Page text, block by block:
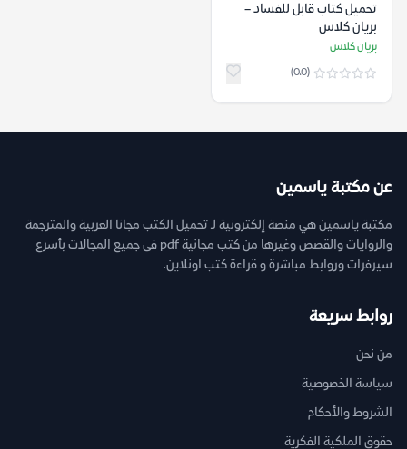
تحميل كتاب قابل للفساد –
بريان كلاس
بريان كلاس
(0.0)
عن مكتبة ياسمين
مكتبة ياسمين هي منصة إلكترونية لـ تحميل الكتب مجانا العربية والمترجمة
والروايات والقصص وغيرها من كتب مجانية pdf فى جميع المجالات بأسرع
سيرفرات وروابط مباشرة و قراءة كتب اونلاين.
روابط سريعة
من نحن
سياسة الخصوصية
الشروط والأحكام
حقوق الملكية الفكرية